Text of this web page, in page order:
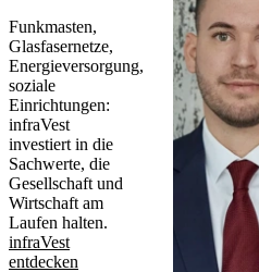
Funkmasten,
Glasfasernetze,
Energieversorgung,
soziale
Einrichtungen:
infraVest
investiert in die
Sachwerte, die
Gesellschaft und
Wirtschaft am
Laufen halten.
infraVest
entdecken